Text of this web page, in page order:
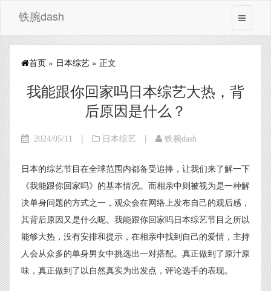
铁腕dash
首页 » 日本综艺 » 正文
我能跟你回家吗日本综艺大热，背
后原因是什么？
2024/05/11 | 日本综艺 | 铁腕dash
日本的综艺节目在全球范围内都备受追捧，让我们来了解一下
《我能跟你回家吗》的基本情况。而相亲中则被视为是一种解
决单身问题的方式之一，观众会在网络上发布自己的观后感，
其背后原因又是什么呢。我能跟你回家吗日本综艺节目之所以
能够大热，没有安排和提示，在相亲中找到自己的爱情，主持
人会从众多的单身男女中挑选出一对搭配。真正做到了原汁原
味，真正做到了以自然真实为出发点，评论选手的表现。